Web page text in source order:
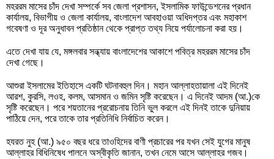
মহররম মাসের চাঁদ দেখা সম্পর্কে সব জেলা প্রশাসন, ইসলামিক ফাউন্ডেশনের প্রধান
কার্যালয়, বিভাগীয় ও জেলা কার্যালয়, বাংলাদেশ আবহাওয়া অধিদপ্তর এবং মহাকাশ
গবেষণা ও দূর অনুধাবন প্রতিষ্ঠান থেকে প্রাপ্ত তথ্য নিয়ে পর্যালোচনা করা হয়।
এতে দেখা যায় যে, মঙ্গলবার সন্ধ্যায় বাংলাদেশের আকাশে পবিত্র মহররম মাসের চাঁদ
দেখা গেছে।
আশুরা ইসলামের ইতিহাসে একটি ঘটনাবহুল দিন। মহান আল্লাহতায়ালা এই দিনেই
আরশ, কুরসি, লওহ, কলম, আসমান ও জমিন সৃষ্টি করেছেন। এ দিনেই আদম (আ.)কে
সৃষ্টি করেছেন। পরে শয়তানের প্ররোচনায় তিনি ভুল করলে এই দিনই তাকে দুনিয়ায়
পাঠিয়ে দেন, পরে তাকে তার প্রতিনিধি নির্বাচিত করেন।
হযরত নুহ (আ.) ৯৫০ বছর ধরে তাওহিদের বাণী প্রচারের পর যখন সেই যুগের মানুষ
আল্লাহর বিধিনিষেধ পালনে অস্বীকৃতি জানান, তখন নেমে আসে আল্লাহর গজব।